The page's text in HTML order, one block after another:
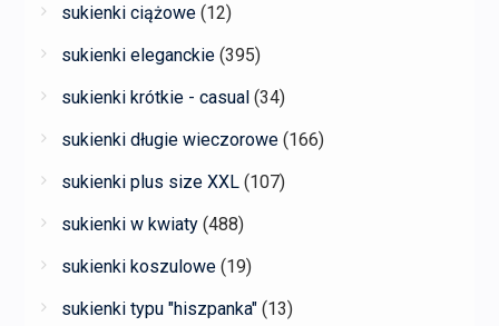
sukienki ciążowe (12)
sukienki eleganckie (395)
sukienki krótkie - casual (34)
sukienki długie wieczorowe (166)
sukienki plus size XXL (107)
sukienki w kwiaty (488)
sukienki koszulowe (19)
sukienki typu "hiszpanka" (13)